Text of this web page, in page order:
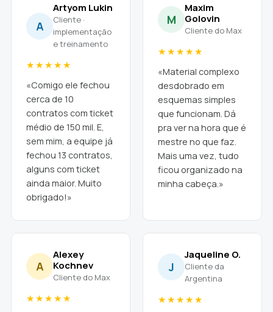
A
Artyom Lukin
Cliente ·
implementação
e treinamento
★★★★★
«Comigo ele fechou
cerca de 10
contratos com ticket
médio de 150 mil. E,
sem mim, a equipe já
fechou 13 contratos,
alguns com ticket
ainda maior. Muito
obrigado!»
M
Maxim
Golovin
Cliente do Max
★★★★★
«Material complexo
desdobrado em
esquemas simples
que funcionam. Dá
pra ver na hora que é
mestre no que faz.
Mais uma vez, tudo
ficou organizado na
minha cabeça.»
A
Alexey
Kochnev
Cliente do Max
★★★★★
J
Jaqueline O.
Cliente da
Argentina
★★★★★